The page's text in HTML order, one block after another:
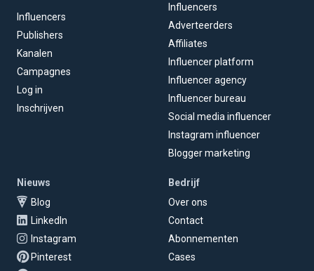
Influencers
Publishers
Kanalen
Campagnes
Log in
Inschrijven
Influencers
Adverteerders
Affiliates
Influencer platform
Influencer agency
Influencer bureau
Social media influencer
Instagram influencer
Blogger marketing
Nieuws
Blog
LinkedIn
Instagram
Pinterest
Bedrijf
Over ons
Contact
Abonnementen
Cases